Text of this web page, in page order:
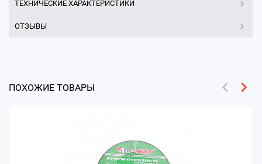
ТЕХНИЧЕСКИЕ ХАРАКТЕРИСТИКИ
ОТЗЫВЫ
ПОХОЖИЕ ТОВАРЫ